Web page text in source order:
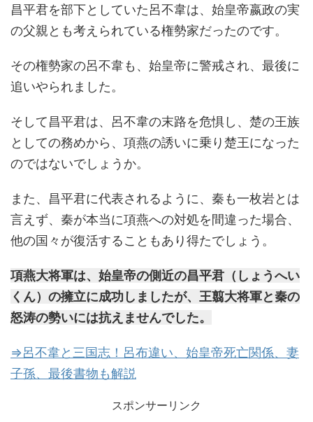
昌平君を部下としていた呂不韋は、始皇帝嬴政の実
の父親とも考えられている権勢家だったのです。
その権勢家の呂不韋も、始皇帝に警戒され、最後に
追いやられました。
そして昌平君は、呂不韋の末路を危惧し、楚の王族
としての務めから、項燕の誘いに乗り楚王になった
のではないでしょうか。
また、昌平君に代表されるように、秦も一枚岩とは
言えず、秦が本当に項燕への対処を間違った場合、
他の国々が復活することもあり得たでしょう。
項燕大将軍は、始皇帝の側近の昌平君（しょうへい
くん）の擁立に成功しましたが、王翦大将軍と秦の
怒涛の勢いには抗えませんでした。
⇒呂不韋と三国志！呂布違い、始皇帝死亡関係、妻
子孫、最後書物も解説
スポンサーリンク